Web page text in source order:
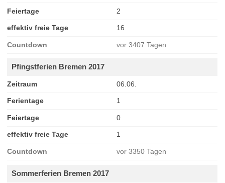
Feiertage 2
effektiv freie Tage 16
Countdown vor 3407 Tagen
Pfingstferien Bremen 2017
Zeitraum 06.06.
Ferientage 1
Feiertage 0
effektiv freie Tage 1
Countdown vor 3350 Tagen
Sommerferien Bremen 2017